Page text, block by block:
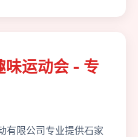
味运动会 - 专
有限公司专业提供石家